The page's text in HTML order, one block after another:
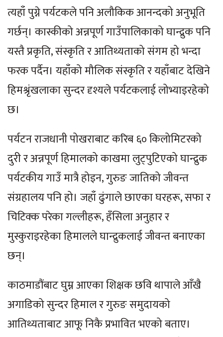
त्यहाँ पुग्ने पर्यटकले पनि अलौकिक आनन्दको अनुभूति
गर्छन्। कास्कीको अन्नपूर्ण गाउँपालिकाको घान्द्रुक पनि
यस्तै प्रकृति, संस्कृति र आतिथ्यताको संगम हो भन्दा
फरक पर्दैन। यहाँको मौलिक संस्कृति र यहाँबाट देखिने
हिमश्रृंखलाका सुन्दर दृश्यले पर्यटकलाई लोभ्याइरहेको
छ।
पर्यटन राजधानी पोखराबाट करिब ६० किलोमिटरको
दुरी र अन्नपूर्ण हिमालको काखमा लुट्पुटिएको घान्द्रुक
पर्यटकीय गाउँ मात्रै होइन, गुरुङ जातिको जीवन्त
संग्रहालय पनि हो। जहाँ ढुंगाले छाएका घरहरू, सफा र
चिटिक्क परेका गल्लीहरू, हँसिला अनुहार र
मुस्कुराइरहेका हिमालले घान्द्रुकलाई जीवन्त बनाएका
छन्।
काठमाडौंबाट घुम्न आएका शिक्षक छवि थापाले आँखै
अगाडिको सुन्दर हिमाल र गुरुङ समुदायको
आतिथ्यताबाट आफू निकै प्रभावित भएको बताए।